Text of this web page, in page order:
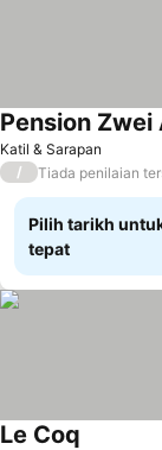
Katil & Sarapan
Pension
/ Tiada penilaian
Pilih tarikh
tepat
Le Coq